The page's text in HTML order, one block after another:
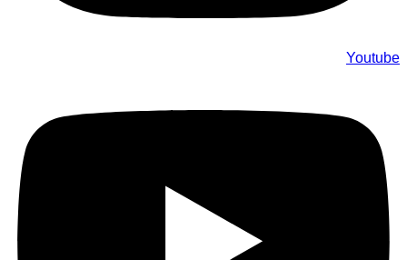
Youtube